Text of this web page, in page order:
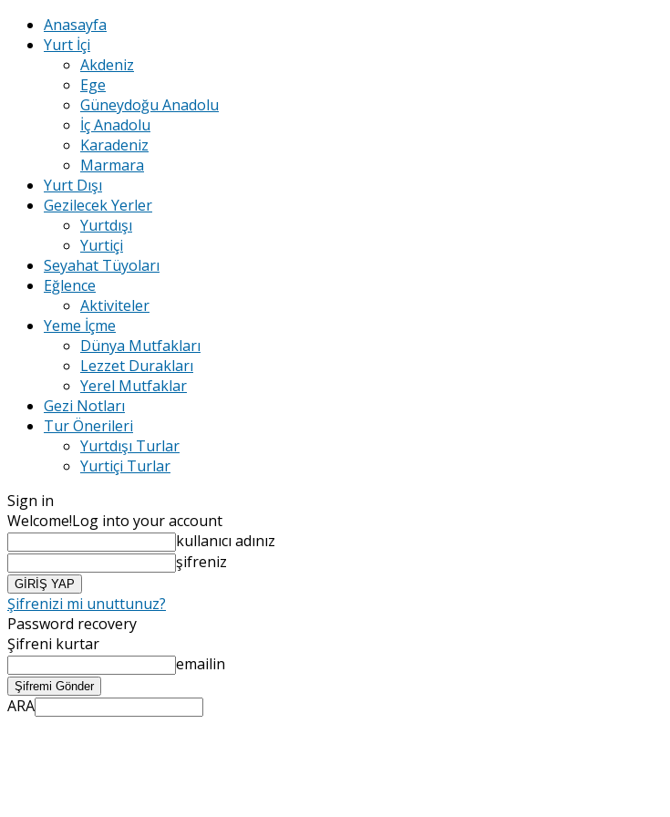
Anasayfa
Yurt İçi
Akdeniz
Ege
Güneydoğu Anadolu
İç Anadolu
Karadeniz
Marmara
Yurt Dışı
Gezilecek Yerler
Yurtdışı
Yurtiçi
Seyahat Tüyoları
Eğlence
Aktiviteler
Yeme İçme
Dünya Mutfakları
Lezzet Durakları
Yerel Mutfaklar
Gezi Notları
Tur Önerileri
Yurtdışı Turlar
Yurtiçi Turlar
Sign in
Welcome!Log into your account
kullanıcı adınız
şifreniz
Şifrenizi mi unuttunuz?
Password recovery
Şifreni kurtar
emailin
ARA